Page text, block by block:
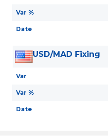
Var %
Date
USD/MAD Fixing
Var
Var %
Date